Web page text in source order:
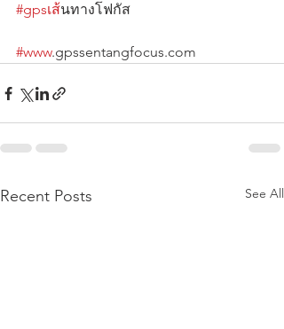
#gpsเส้นทางโฟกัส
#www.gpssentangfocus.com
Recent Posts See All